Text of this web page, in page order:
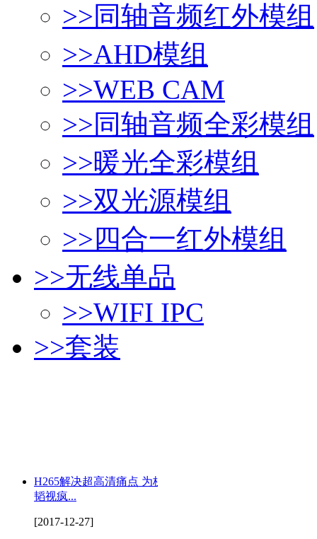
>>同轴音频红外模组
>>AHD模组
>>WEB CAM
>>同轴音频全彩模组
>>暖光全彩模组
>>双光源模组
>>四合一红外模组
>>无线单品
>>WIFI IPC
>>套装
H265解决超高清痛点 为杭州
韬视疯...
[2017-12-27]